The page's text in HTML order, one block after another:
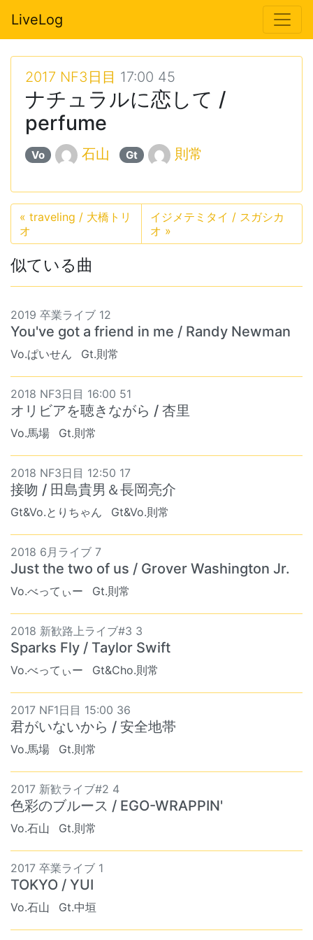
LiveLog
2017 NF3日目 17:00 45
ナチュラルに恋して /
perfume
Vo 石山 Gt 則常
« traveling / 大橋トリ
オ
イジメテミタイ / スガシカ
オ »
似ている曲
2019 卒業ライブ 12
You've got a friend in me / Randy Newman
Vo.ぱいせん Gt.則常
2018 NF3日目 16:00 51
オリビアを聴きながら / 杏里
Vo.馬場 Gt.則常
2018 NF3日目 12:50 17
接吻 / 田島貴男＆長岡亮介
Gt&Vo.とりちゃん Gt&Vo.則常
2018 6月ライブ 7
Just the two of us / Grover Washington Jr.
Vo.べってぃー Gt.則常
2018 新歓路上ライブ#3 3
Sparks Fly / Taylor Swift
Vo.べってぃー Gt&Cho.則常
2017 NF1日目 15:00 36
君がいないから / 安全地帯
Vo.馬場 Gt.則常
2017 新歓ライブ#2 4
色彩のブルース / EGO-WRAPPIN'
Vo.石山 Gt.則常
2017 卒業ライブ 1
TOKYO / YUI
Vo.石山 Gt.中垣